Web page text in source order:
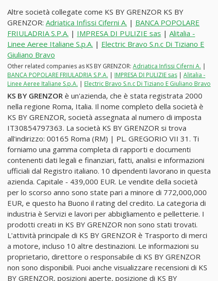
Altre società collegate come KS BY GRENZOR KS BY
GRENZOR: Adriatica Infissi Ciferni A. | BANCA POPOLARE
FRIULADRIA S.P.A. | IMPRESA DI PULIZIE sas | Alitalia -
Linee Aeree Italiane S.p.A. | Electric Bravo S.n.c Di Tiziano E
Giuliano Bravo
Other related companies as KS BY GRENZOR: Adriatica Infissi Ciferni A. |
BANCA POPOLARE FRIULADRIA S.P.A. | IMPRESA DI PULIZIE sas | Alitalia -
Linee Aeree Italiane S.p.A. | Electric Bravo S.n.c Di Tiziano E Giuliano Bravo
KS BY GRENZOR è un'azienda, che è stata registrata 2000
nella regione Roma, Italia. Il nome completo della società è
KS BY GRENZOR, società assegnata al numero di imposta
IT30854797363. La società KS BY GRENZOR si trova
all'indirizzo: 00165 Roma (RM) | PL. GREGORIO VII 31. Ti
forniamo una gamma completa di rapporti e documenti
contenenti dati legali e finanziari, fatti, analisi e informazioni
ufficiali dal Registro italiano. 10 dipendenti lavorano in questa
azienda. Capitale - 439,000 EUR. Le vendite della società
per lo scorso anno sono state pari a minore di 772,000,000
EUR, e questo ha Buono il rating del credito. La categoria di
industria è Servizi e lavori per abbigliamento e pelletterie. I
prodotti creati in KS BY GRENZOR non sono stati trovati.
L'attività principale di KS BY GRENZOR è Trasporto di merci
a motore, incluso 10 altre destinazioni. Le informazioni su
proprietario, direttore o responsabile di KS BY GRENZOR
non sono disponibili. Puoi anche visualizzare recensioni di KS
BY GRENZOR, posizioni aperte, posizione di KS BY